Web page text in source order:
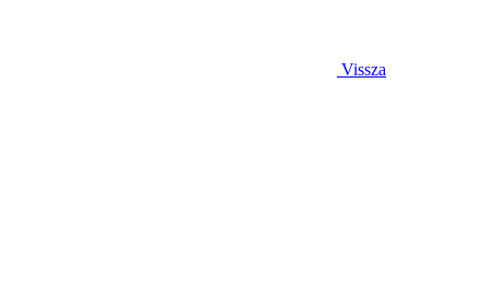
Vissza